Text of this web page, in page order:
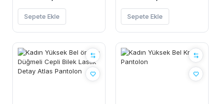
Sepete Ekle Sepete Ekle